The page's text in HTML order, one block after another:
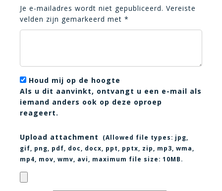
Je e-mailadres wordt niet gepubliceerd. Vereiste
velden zijn gemarkeerd met *
Houd mij op de hoogte
Als u dit aanvinkt, ontvangt u een e-mail als
iemand anders ook op deze oproep
reageert.
Upload attachment (Allowed file types: jpg,
gif, png, pdf, doc, docx, ppt, pptx, zip, mp3, wma,
mp4, mov, wmv, avi
, maximum file size: 10MB.